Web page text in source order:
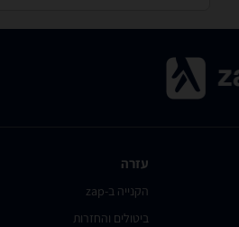
עזרה
הקנייה ב-zap
ביטולים והחזרות